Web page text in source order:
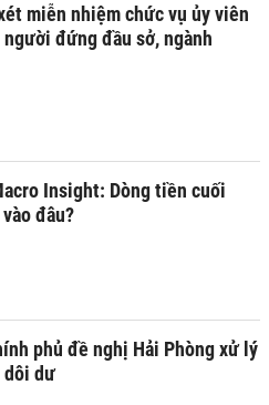
miễn nhiệm chức vụ ủy viên
người đứng đầu sở, ngành
Insight: Dòng tiền cuối
đâu?
phủ đề nghị Hải Phòng xử lý
dôi dư